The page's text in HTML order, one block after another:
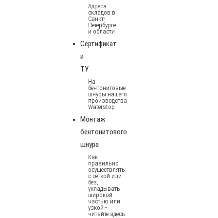
Адреса
складов в
Санкт-
Петербурге
и области
Сертификат
и
ТУ
На
бентонитовые
шнуры нашего
производства
Waterstop
Монтаж
бентонитового
шнура
Как
правильно
осуществлять:
с сеткой или
без,
укладывать
широкой
частью или
узкой -
читайте здесь.